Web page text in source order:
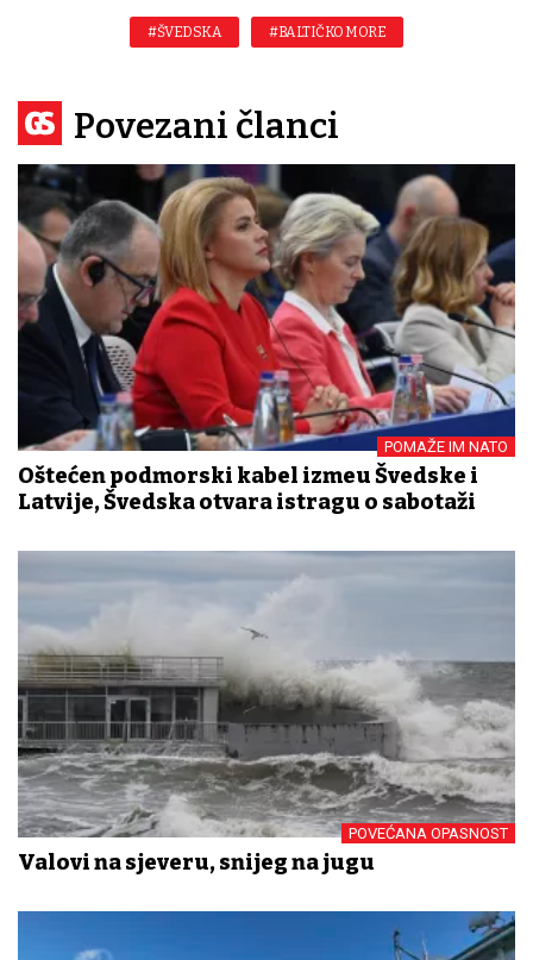
#ŠVEDSKA #BALTIČKO MORE
Povezani članci
POMAŽE IM NATO
Oštećen podmorski kabel između Švedske i
Latvije, Švedska otvara istragu o sabotaži
POVEĆANA OPASNOST
Valovi na sjeveru, snijeg na jugu